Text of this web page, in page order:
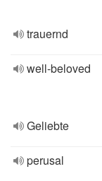
trauernd
well-beloved
Geliebte
perusal